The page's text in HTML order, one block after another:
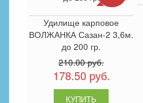
Удилище карповое
ВОЛЖАНКА Сазан-2 3,6м.
до 200 гр.
210.00 руб.
178.50 руб.